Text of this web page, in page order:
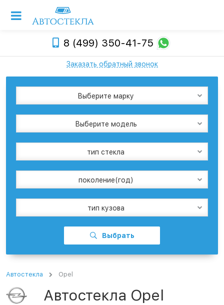
8 (499) 350-41-75
Заказать обратный звонок
Выберите марку
Выберите модель
тип стекла
поколение(год)
тип кузова
Выбрать
Автостекла Opel
Автостекла Opel